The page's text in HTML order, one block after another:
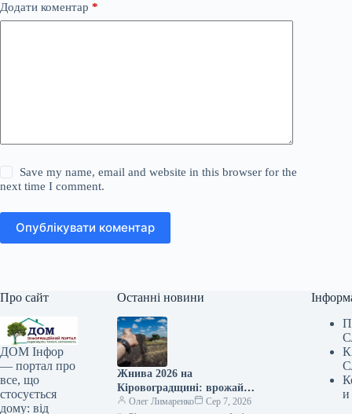
Додати коментар *
Save my name, email and website in this browser for the
next time I comment.
Опублікувати коментар
Про сайт
ДОМ Інфор
— портал про
все, що
стосується
дому: від
Останні новини
Жнива 2026 на
Кіровоградщині: врожай
ранніх культур вищий за
Олег Лимаренко
Сер 7, 2026
и